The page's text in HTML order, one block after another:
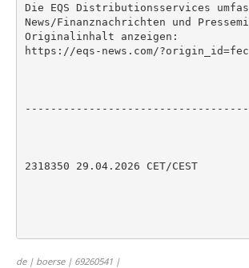
Die EQS Distributionsservices
News/Finanznachrichten und
Originalinhalt anzeigen:
https://eqs-news.com/
2318350 29.04.2026 CET/CEST
de | boerse | 69260541 |